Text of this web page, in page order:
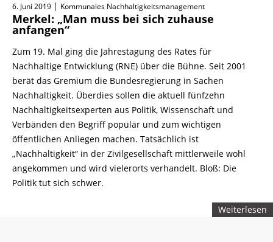
6. Juni 2019 | Kommunales Nachhaltigkeitsmanagement
Merkel: „Man muss bei sich zuhause
anfangen“
Zum 19. Mal ging die Jahrestagung des Rates für
Nachhaltige Entwicklung (RNE) über die Bühne. Seit 2001
berät das Gremium die Bundesregierung in Sachen
Nachhaltigkeit. Überdies sollen die aktuell fünfzehn
Nachhaltigkeitsexperten aus Politik, Wissenschaft und
Verbänden den Begriff populär und zum wichtigen
öffentlichen Anliegen machen. Tatsächlich ist
„Nachhaltigkeit“ in der Zivilgesellschaft mittlerweile wohl
angekommen und wird vielerorts verhandelt. Bloß: Die
Politik tut sich schwer.
Weiterlesen